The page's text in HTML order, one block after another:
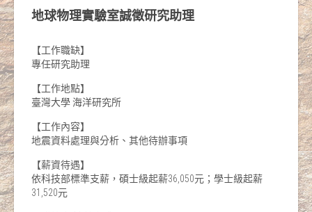
地球物理實驗室誠徵研究助理
【工作職缺】
專任研究助理
【工作地點】
臺灣大學 海洋研究所
【工作內容】
地震資料處理與分析、其他待辦事項
【薪資待遇】
依科技部標準支薪，碩士級起薪36,050元；學士級起薪
31,520元